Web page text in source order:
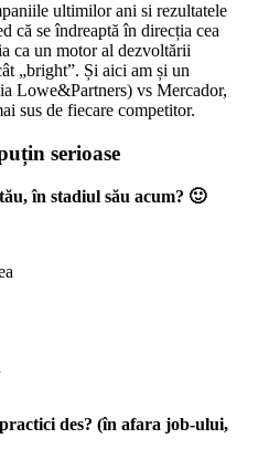
ultimilor ani si rezultatele
că se îndreaptă în direcția cea
ca un motor al dezvoltării
„bright”. Și aici am și un
Lowe&Partners) vs Mercador,
sus de fiecare competitor.
serioase
în stadiul său acum? 🙂
des? (în afara job-ului,